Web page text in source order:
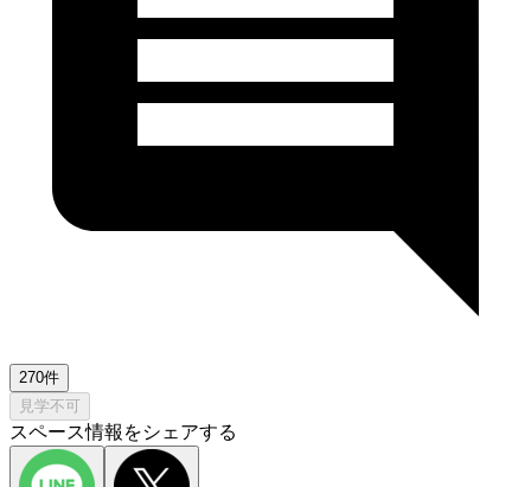
270件
見学不可
スペース情報をシェアする